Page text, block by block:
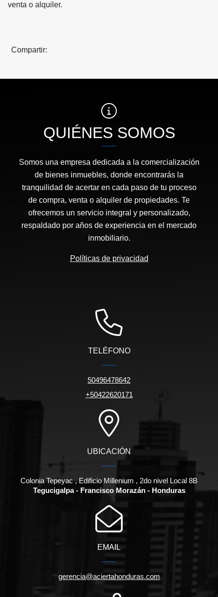
venta o alquiler.
Compartir:
QUIÉNES SOMOS
Somos una empresa dedicada a la comercialización
de bienes inmuebles, donde encontrarás la
tranquilidad de acertar en cada paso de tu proceso
de compra, venta o alquiler de propiedades. Te
ofrecemos un servicio integral y personalizado,
respaldado por años de experiencia en el mercado
inmobiliario.
Políticas de privacidad
TELÉFONO
50496478642
+50422620171
UBICACIÓN
Colonia Tepeyac , Edificio Millenium , 2do nivel Local 8B
Tegucigalpa - Francisco Morazán - Honduras
EMAIL
gerencia@aciertahonduras.com